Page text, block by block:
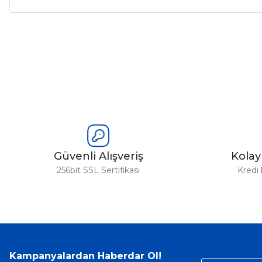
Ürün fiyatı diğer sitelerden daha pahalı.
Bu ürüne benzer farklı alternatifler olmalı.
Güvenli Alışveriş
256bit SSL Sertifikası Kredi
Kampanyalardan Haberdar Ol!